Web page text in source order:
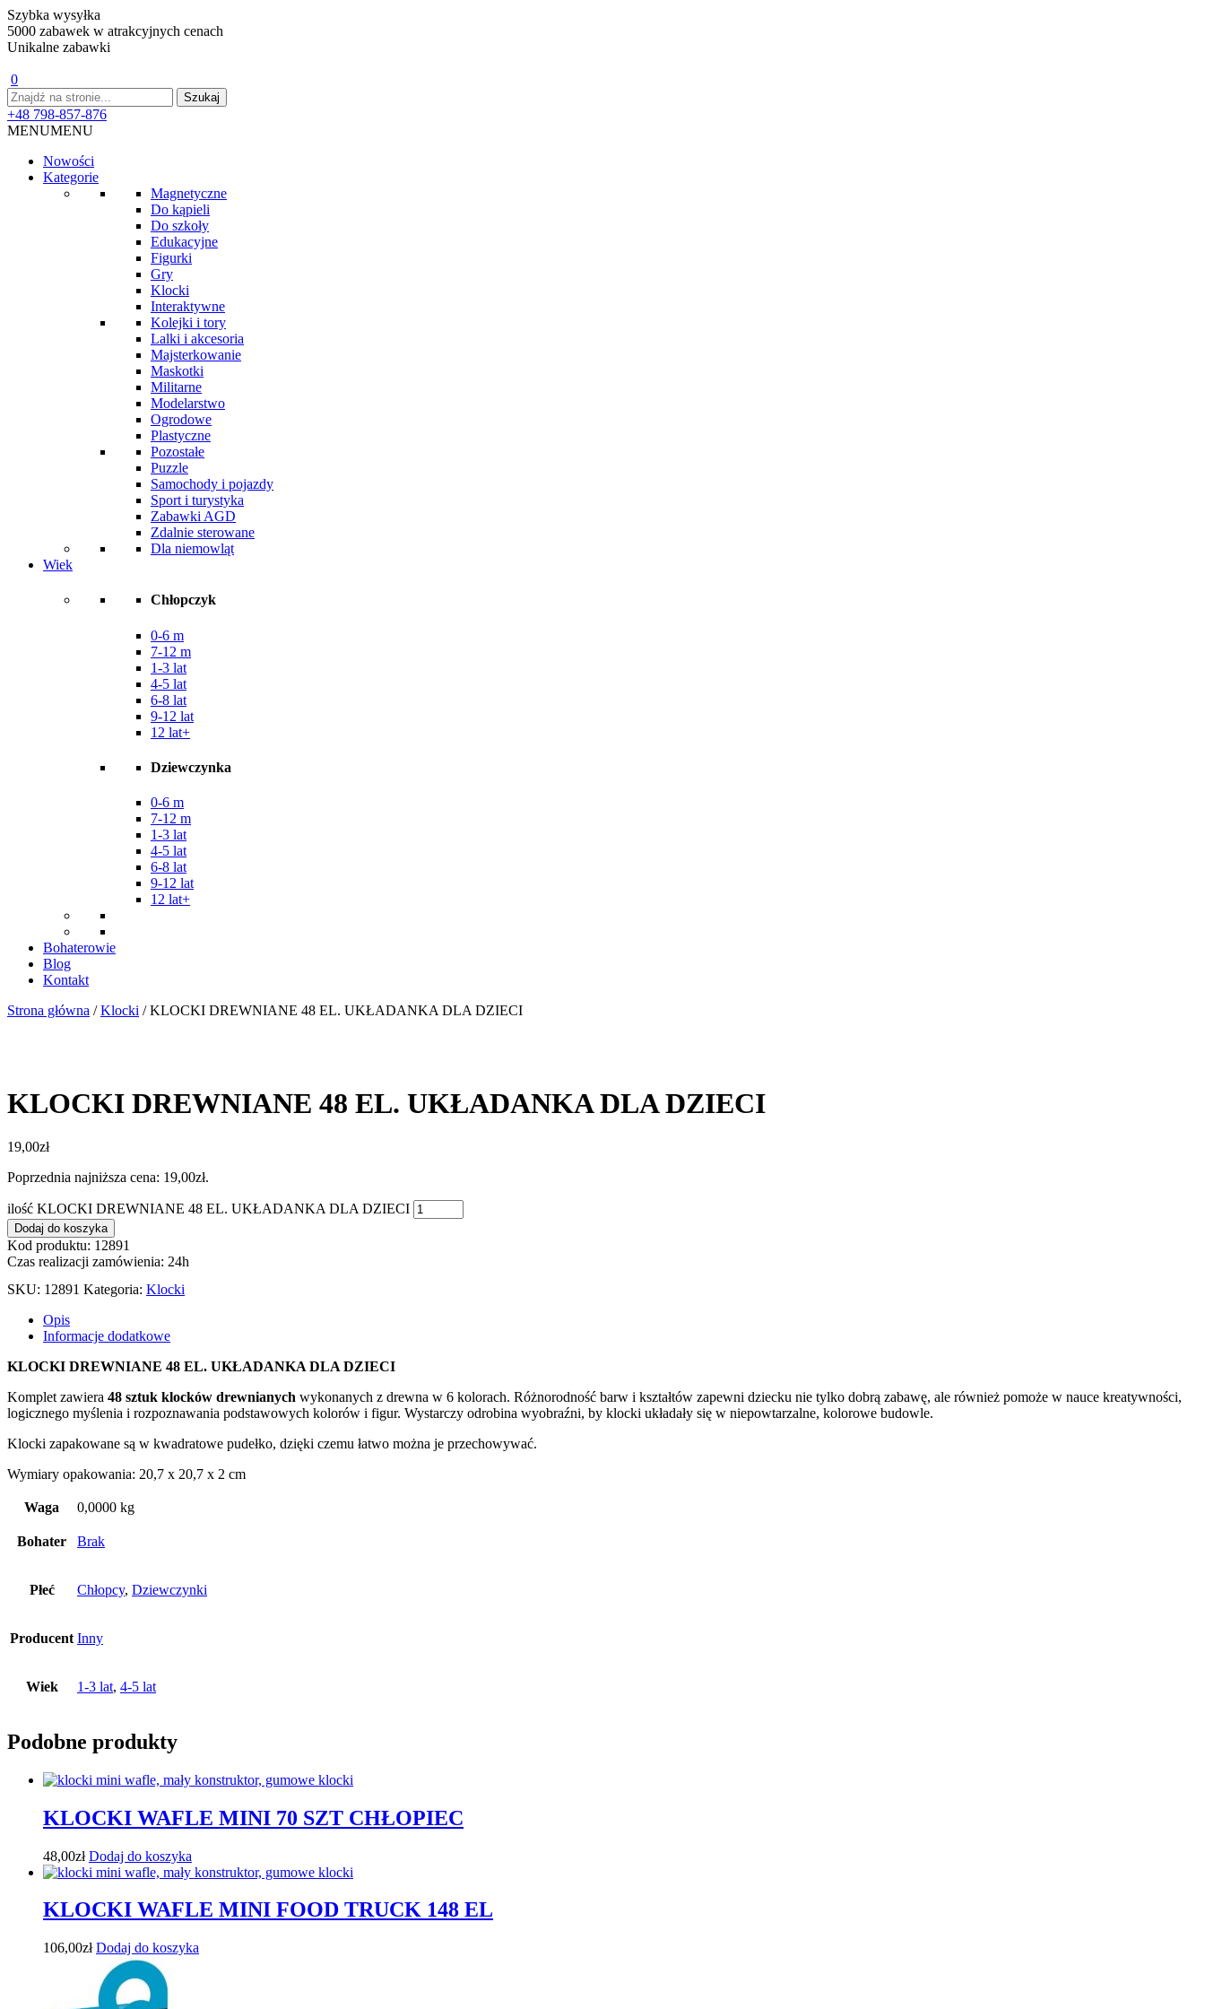
Szybka wysyłka
5000 zabawek w atrakcyjnych cenach
Unikalne zabawki
0
+48 798-857-876
MENUMENU
Nowości
Kategorie
Magnetyczne
Do kąpieli
Do szkoły
Edukacyjne
Figurki
Gry
Klocki
Interaktywne
Kolejki i tory
Lalki i akcesoria
Majsterkowanie
Maskotki
Militarne
Modelarstwo
Ogrodowe
Plastyczne
Pozostałe
Puzzle
Samochody i pojazdy
Sport i turystyka
Zabawki AGD
Zdalnie sterowane
Dla niemowląt
Wiek
Chłopczyk
0-6 m
7-12 m
1-3 lat
4-5 lat
6-8 lat
9-12 lat
12 lat+
Dziewczynka
0-6 m
7-12 m
1-3 lat
4-5 lat
6-8 lat
9-12 lat
12 lat+
Bohaterowie
Blog
Kontakt
Strona główna /Klocki / KLOCKI DREWNIANE 48 EL. UKŁADANKA DLA DZIECI
KLOCKI DREWNIANE 48 EL. UKŁADANKA DLA DZIECI
19,00zł
Poprzednia najniższa cena: 19,00zł.
ilość KLOCKI DREWNIANE 48 EL. UKŁADANKA DLA DZIECI
Dodaj do koszyka
Kod produktu: 12891
Czas realizacji zamówienia: 24h
SKU: 12891 Kategoria: Klocki
Opis
Informacje dodatkowe
KLOCKI DREWNIANE 48 EL. UKŁADANKA DLA DZIECI
Komplet zawiera 48 sztuk klocków drewnianych wykonanych z drewna w 6 kolorach. Różnorodność barw i kształtów zapewni dziecku nie tylko dobrą zabawę, ale również pomoże w nauce kreatywności,
logicznego myślenia i rozpoznawania podstawowych kolorów i figur. Wystarczy odrobina wyobraźni, by klocki układały się w niepowtarzalne, kolorowe budowle.
Klocki zapakowane są w kwadratowe pudełko, dzięki czemu łatwo można je przechowywać.
Wymiary opakowania: 20,7 x 20,7 x 2 cm
Waga 0,0000 kg
Bohater Brak
Płeć Chłopcy, Dziewczynki
Producent Inny
Wiek 1-3 lat, 4-5 lat
Podobne produkty
KLOCKI WAFLE MINI 70 SZT CHŁOPIEC
48,00zł Dodaj do koszyka
KLOCKI WAFLE MINI FOOD TRUCK 148 EL
106,00zł Dodaj do koszyka